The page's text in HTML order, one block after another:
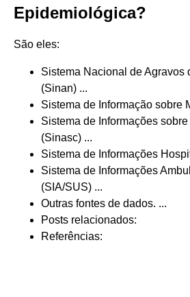
Epidemiológica?
São eles:
Sistema Nacional de Agravos
(Sinan) ...
Sistema de Informação sobre
Sistema de Informações
(Sinasc) ...
Sistema de Informações
Sistema de Informações
(SIA/SUS) ...
Outras fontes de dados. ...
Posts relacionados:
Referências: